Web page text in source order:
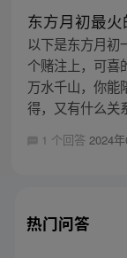
东方月初最
以下是东方月初
个赌注上，可喜
万水千山，你能
得，又有什么关
1 个回答 2024
热门问答